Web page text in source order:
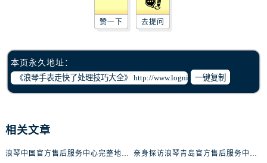
辽宁省沈阳市沈河区中街路137号亨得利名表维修授权店1楼浪琴售后服务中心（需提前预约）
赞一下 去提问
本页永久地址：
一键复制
相关文章
浪琴中国官方售后服务中心完整地址及热线实地考察报告+多信源验证（2026年7月最新）
亲身探访浪琴青岛官方售后服务中心｜最新电话及地址（2026年7月最新）